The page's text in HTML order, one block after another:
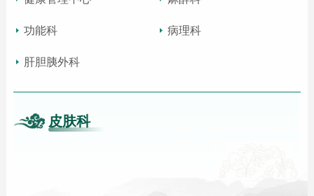
功能科 病理科
肝胆胰外科
皮肤科